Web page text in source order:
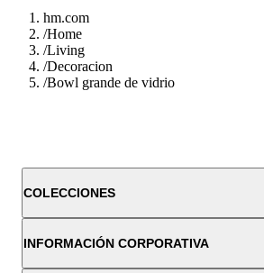
hm.com
/Home
/Living
/Decoracion
/Bowl grande de vidrio
COLECCIONES
INFORMACIÓN CORPORATIVA